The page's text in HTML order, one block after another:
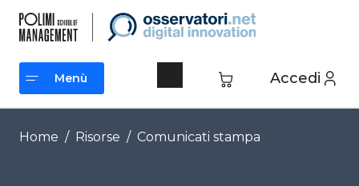
contenuto
Accedi
Menù
Menù
Home / Risorse / Comunicati stampa